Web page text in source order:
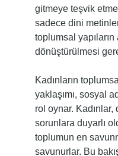
gitmeye teşvik
sadece dini
toplumsal
dönüştürülmesi
Kadınların
yaklaşımı, sosyal
rol oynar. Kadınlar,
sorunlara duyarlı
toplumun en
savunurlar. Bu